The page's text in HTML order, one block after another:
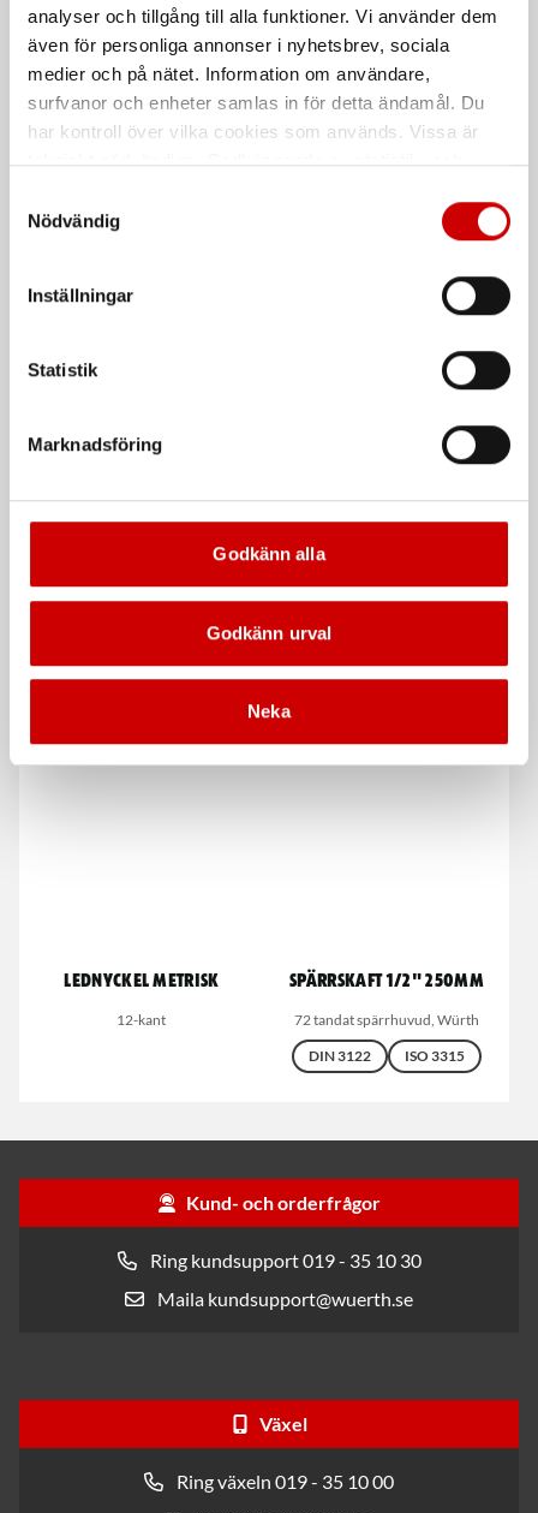
analyser och tillgång till alla funktioner. Vi använder dem
även för personliga annonser i nyhetsbrev, sociala
medier och på nätet. Information om användare,
surfvanor och enheter samlas in för detta ändamål. Du
har kontroll över vilka cookies som används. Vissa är
tekniskt nödvändiga. Godkännande av statistik- och
länder utanför EU med olika dataskyddsnormer. Genom
att godkänna samtycker du till sådana överföringar. Läs
Nödvändig
Inställningar
Statistik
Marknadsföring
Godkänn alla
Godkänn urval
Neka
DIN 3122
ISO 3315
Lednyckel metrisk
Nyckeltags Märkpenna rund spets
Lednyckel metrisk
12-kant
Spärrskaft 1/2" 250mm
72 tandat spärrhuvud, Würth
DIN 3122
ISO 3315
Kund- och orderfrågor
Ring kundsupport 019 - 35 10 30
Maila kundsupport@wuerth.se
Växel
Ring växeln 019 - 35 10 00